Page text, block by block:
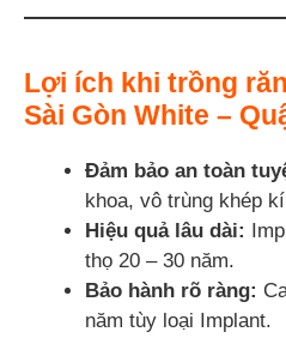
Lợi ích khi trồng
Sài Gòn White –
Đảm bảo an toàn
khoa, vô trùng khép
Hiệu quả lâu dài:
thọ 20 – 30 năm.
Bảo hành rõ ràng:
năm tùy loại Implant.